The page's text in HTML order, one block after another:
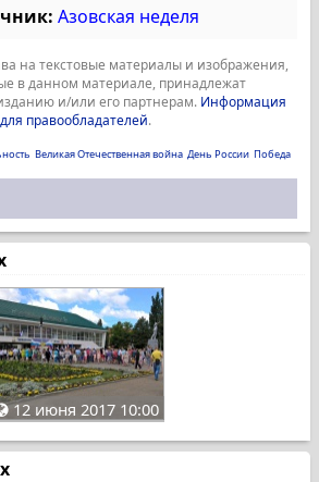
Азовская неделя
на текстовые материалы и изображения,
в данном материале, принадлежат
и/или его партнерам. Информация
для правообладателей.
Великая Отечественная война День России Победа
12 июня 2017 10:00